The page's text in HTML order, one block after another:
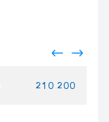
210 200